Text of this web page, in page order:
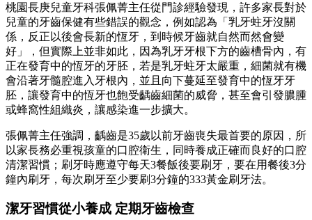
桃園長庚兒童牙科張佩菁主任從門診經驗發現，許多家長對於
兒童的牙齒保健有些錯誤的觀念，例如認為「乳牙蛀牙沒關
係，反正以後會長新的恆牙，到時候牙齒就自然而然會變
好」，但實際上並非如此，因為乳牙牙根下方的齒槽骨內，有
正在發育中的恆牙的牙胚，若是乳牙蛀牙太嚴重，細菌就有機
會沿著牙髓腔進入牙根內，並且向下蔓延至發育中的恆牙牙
胚，讓發育中的恆牙也飽受齲齒細菌的威脅，甚至會引發膿腫
或蜂窩性組織炎，讓感染進一步擴大。
張佩菁主任強調，齲齒是35歲以前牙齒喪失最首要的原因，所
以家長務必重視孩童的口腔衛生，同時養成正確而良好的口腔
清潔習慣；刷牙時應遵守每天3餐飯後要刷牙，要在用餐後3分
鐘內刷牙，每次刷牙至少要刷3分鐘的333黃金刷牙法。
潔牙習慣從小養成 定期牙齒檢查